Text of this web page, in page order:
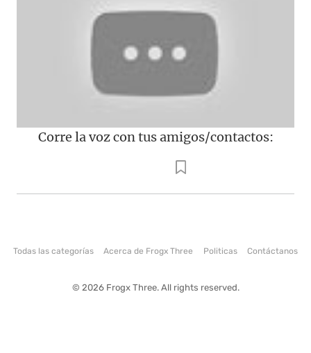
Corre la voz con tus amigos/contactos:
Todas las categorías Acerca de Frogx Three Politicas Contáctanos
© 2026 Frogx Three. All rights reserved.